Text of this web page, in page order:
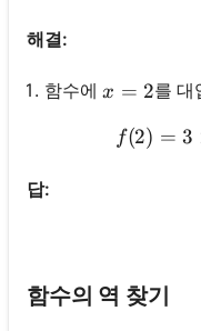
해결:
함수에 x=2
x = 2를 대
f(2) = 3
답:
함수의 역 찾기